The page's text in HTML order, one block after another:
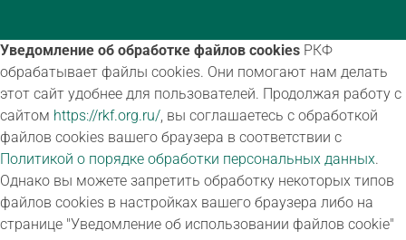
Уведомление об обработке файлов cookies РКФ
обрабатывает файлы cookies. Они помогают нам делать
этот сайт удобнее для пользователей. Продолжая работу с
сайтом https://rkf.org.ru/, вы соглашаетесь с обработкой
файлов cookies вашего браузера в соответствии с
Политикой о порядке обработки персональных данных.
Однако вы можете запретить обработку некоторых типов
файлов cookies в настройках вашего браузера либо на
странице "Уведомление об использовании файлов cookie"